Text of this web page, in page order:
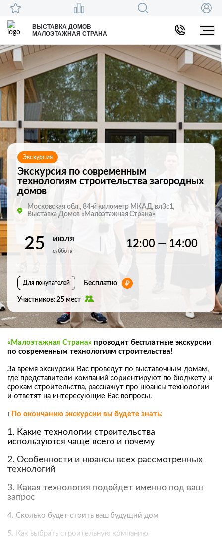
ВЫСТАВКА ДОМОВ
МАЛОЭТАЖНАЯ СТРАНА
Экскурсия
Экскурсия по современным
технологиям строительства загородных
домов
Московская обл., 84-й километр МКАД, вл3с1,
Выставка Домов «Малоэтажная Страна»
25 июля
суббота
12:00 — 14:00
Для покупателей Бесплатно
Участников: 25 мест
«Малоэтажная Страна» проводит бесплатные экскурсии
по современным технологиям строительства!
За время экскурсии Вас проведут по выставочным домам,
где представители компаний сориентируют по бюджету и
срокам строительства, расскажут про нюансы технологии
и ответят на интересующие Вас вопросы.
ℹ️ По окончанию экскурсии вы будете знать:
1. Какие технологии строительства
используются чаще всего и почему
2. Особенности и нюансы всех рассмотренных
технологий
3. Какая технология подойдет именно под ваш
запрос
4. Сколько будет стоить ваш будущий дом
5. Как выбрать строительную компанию